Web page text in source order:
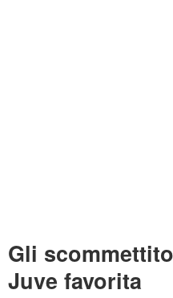
Gli
Juve favorita